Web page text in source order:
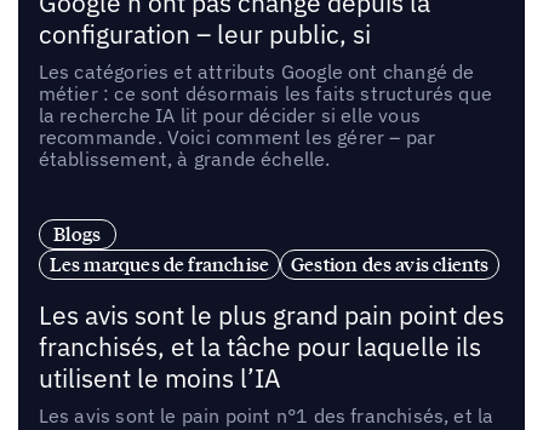
configuration – leur public, si
Les catégories et attributs Google ont changé de
métier : ce sont désormais les faits structurés que
la recherche IA lit pour décider si elle vous
recommande. Voici comment les gérer – par
établissement, à grande échelle.
Blogs
Les marques de franchise
Gestion des avis clients
Les avis sont le plus grand pain point des
franchisés, et la tâche pour laquelle ils
utilisent le moins l’IA
Les avis sont le pain point n°1 des franchisés, et la